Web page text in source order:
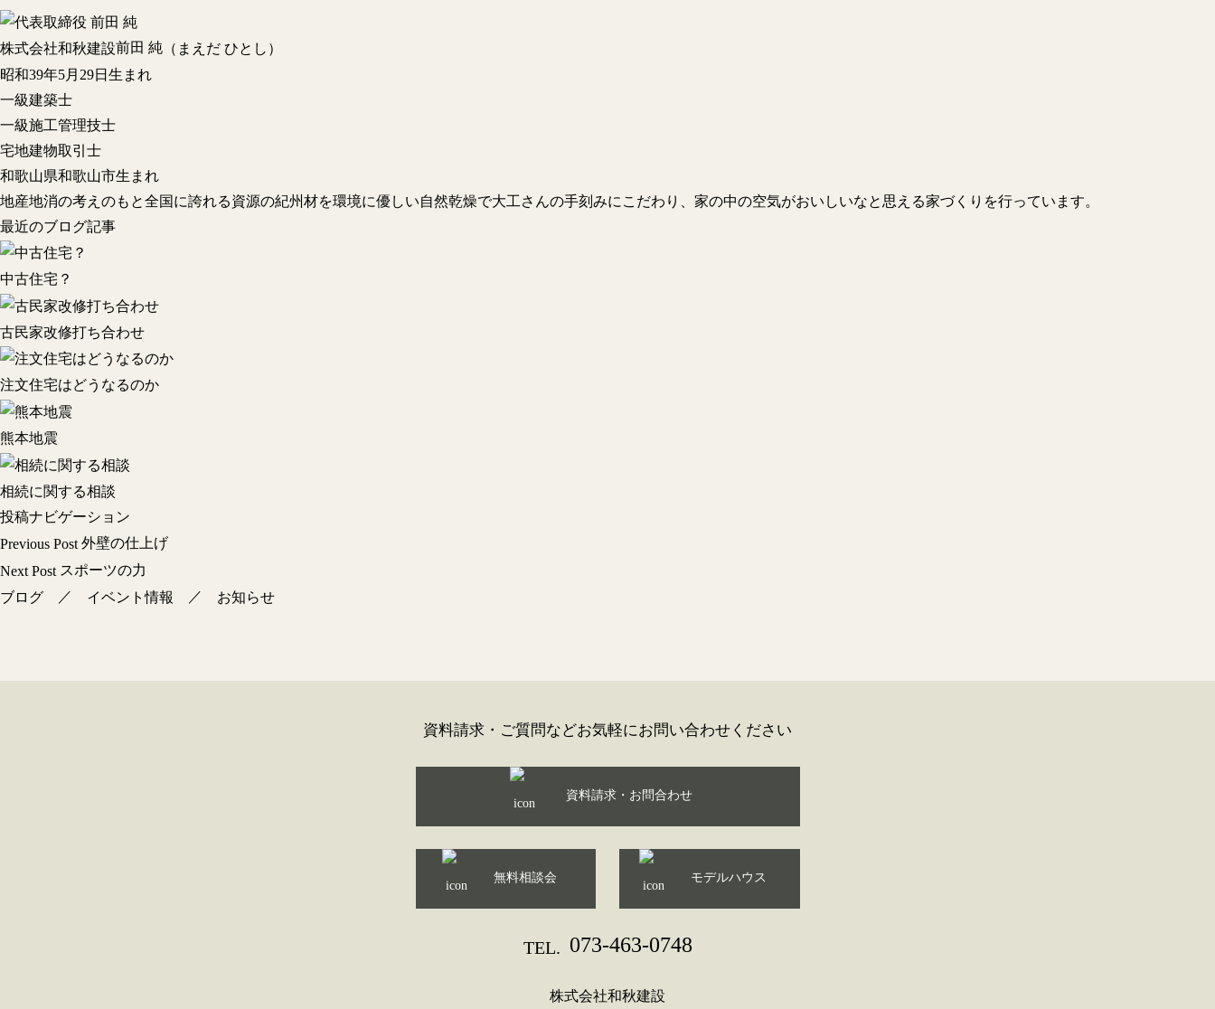
株式会社和秋建設前田 純 （まえだ ひとし）
昭和39年5月29日生まれ
一級建築士
一級施工管理技士
宅地建物取引士
和歌山県和歌山市生まれ
地産地消の考えのもと全国に誇れる資源の紀州材を環境に優しい自然乾燥で大工さんの手刻みにこだわり、家の中の空気がおいしいなと思える家づくりを行っています。
最近のブログ記事
中古住宅？
古民家改修打ち合わせ
注文住宅はどうなるのか
熊本地震
相続に関する相談
投稿ナビゲーション
Previous Post 外壁の仕上げ
Next Post スポーツの力
ブログ ／ イベント情報 ／ お知らせ
資料請求・ご質問などお気軽にお問い合わせください
資料請求・お問合わせ
無料相談会 モデルハウス
TEL. 073-463-0748
株式会社和秋建設